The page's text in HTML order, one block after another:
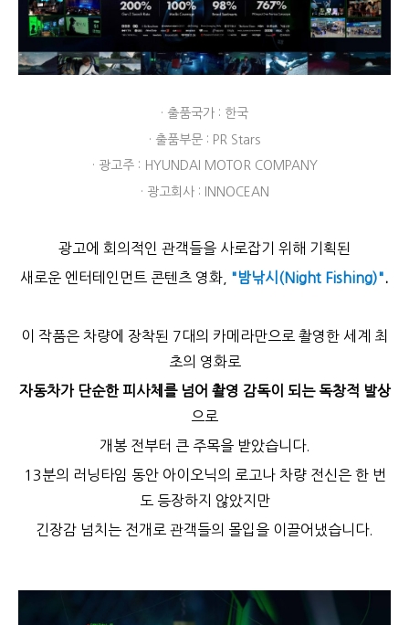
· 출품국가 : 한국
· 출품부문 : PR Stars
· 광고주 : HYUNDAI MOTOR COMPANY
· 광고회사 : INNOCEAN
광고에 회의적인 관객들을 사로잡기 위해 기획된
새로운 엔터테인먼트 콘텐츠 영화, "밤낚시(Night Fishing)".
이 작품은 차량에 장착된 7대의 카메라만으로 촬영한 세계 최
초의 영화로
자동차가 단순한 피사체를 넘어 촬영 감독이 되는 독창적 발상
으로
개봉 전부터 큰 주목을 받았습니다.
13분의 러닝타임 동안 아이오닉의 로고나 차량 전신은 한 번
도 등장하지 않았지만
긴장감 넘치는 전개로 관객들의 몰입을 이끌어냈습니다.